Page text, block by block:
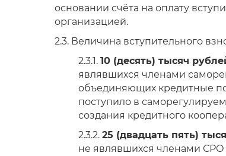
основании счёта на оплату
организацией.
2.3. Величина вступительного
2.3.1. 10 (десять) тысяч
являвшихся членами
объединяющих кредитные
поступило в
создания кредитного
2.3.2. 25 (двадцать пять)
не являвшихся членами СРО